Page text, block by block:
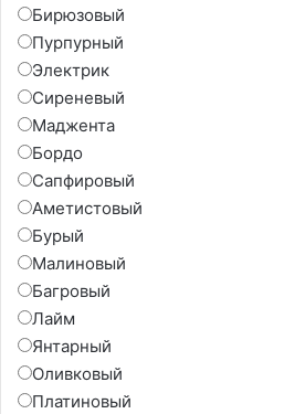
Бирюзовый
Пурпурный
Электрик
Сиреневый
Маджента
Бордо
Сапфировый
Аметистовый
Бурый
Малиновый
Багровый
Лайм
Янтарный
Оливковый
Платиновый